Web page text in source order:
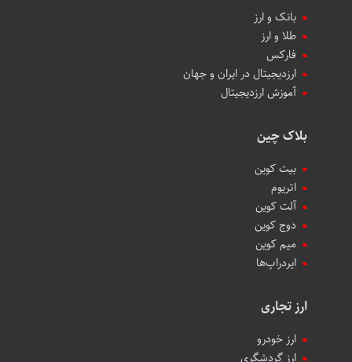
بانک و ارز
طلا و ارز
فارکس
ارزدیجیتال در ایران و جهان
آموزش ارزدیجیتال
بلاک چین
بیت کوین
اتریوم
آلت کوین
دوج کوین
میم کوین‌
ایردراپ‌ها
ارز تجاری
ارز خودرو